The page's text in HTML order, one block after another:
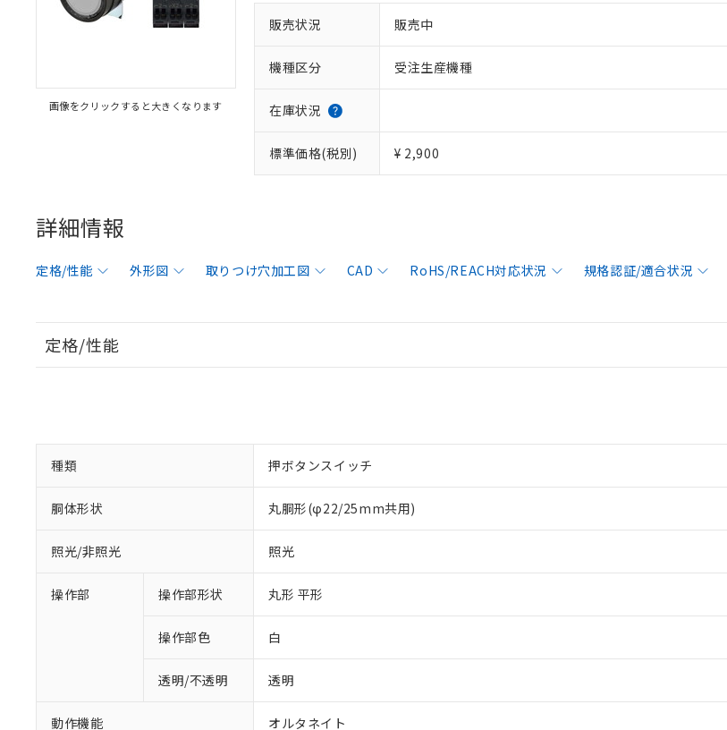
画像をクリックすると大きくなります
販売状況 販売中
機種区分 受注生産機種
在庫状況
標準価格(税別) ¥ 2,900
詳細情報
定格/性能 外形図 取りつけ穴加工図 CAD RoHS/REACH対応状況 規格認証/適合状況
定格/性能
種類 押ボタンスイッチ
胴体形状 丸胴形(φ22/25mm共用)
照光/非照光 照光
操作部 操作部形状 丸形 平形
操作部色 白
透明/不透明 透明
動作機能 オルタネイト